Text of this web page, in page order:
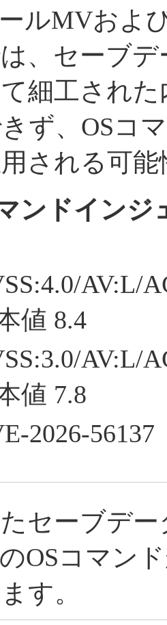
ルMVおよ
、セーブ
細工され
ず、OSコ
される可
ンドインジ
AV:L/
値 8.4
AV:L/
値 7.8
2026-56137
セーブデ
OSコマン
す。